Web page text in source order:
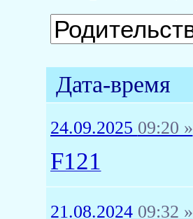
Дата-время
24.09.2025 09:20 »
F121
21.08.2024 09:32 »